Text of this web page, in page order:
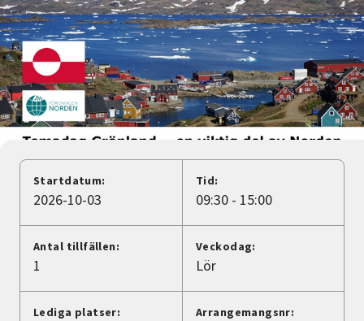
Om SV
Starta studiecirkel
Cirkelledare
Nyheter
Avdelningar
Lyssna
Startdatum:
2026-10-03
Tid:
09:30 - 15:00
Antal tillfällen:
1
Veckodag:
Lör
Lediga platser: Arrangemangsnr: